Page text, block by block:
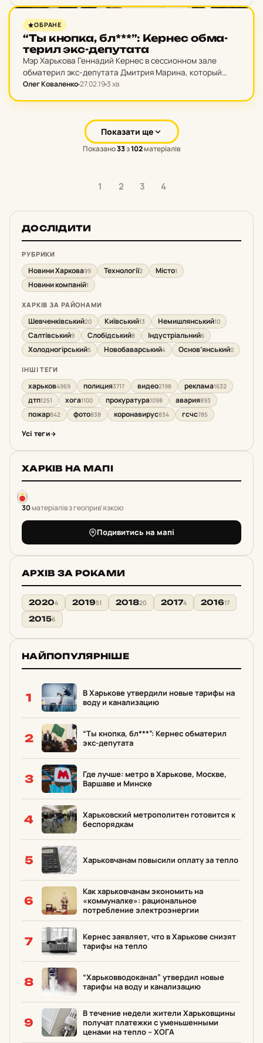
можно только одним образом…
НОВИНИ ХАРКОВА
ОБРАНЕ
“Ты кнопка, бл***”: Кернес об­ма­
те­рил экс-де­пу­та­та
Мэр Харькова Геннадий Кернес в сессионном зале
обматерил экс-депутата Дмитрия Марина, который
протестовал на сессии.
Олег Коваленко27.02.193 хв
Показати ще
Показано33з102матеріалів
1 2 3 4
ДОСЛІДИТИ
РУБРИКИ
Новини Харкова99 Технології2 Місто1
Новини компаній1
ХАРКІВ ЗА РАЙОНАМИ
Шевченківський20 Київський13 Немишлянський10
Салтівський9 Слобідський8 Індустріальний6
Холодногірський5 Новобаварський4 Основ’янський0
ІНШІ ТЕГИ
харьков4969 полиция3717 видео2198 реклама1632
дтп1251 хога1100 прокуратура1098 авария893
пожар842 фото838 коронавирус834 гсчс785
Усі теги
ХАРКІВ НА МАПІ
30матеріалів з геоприв'язкою
Подивитись на мапі
АРХІВ ЗА РОКАМИ
20204 201951 201820 20174 201617
20156
НАЙПОПУЛЯРНІШЕ
1
В Харькове утвердили новые тарифы на
воду и канализацию
2
“Ты кнопка, бл***”: Кернес обматерил
экс-депутата
3
Где лучше: метро в Харькове, Москве,
Варшаве и Минске
4
Харьковский метрополитен готовится к
беспорядкам
5 Харьковчанам повысили оплату за тепло
6
Как харьковчанам экономить на
«коммуналке»: рациональное
потребление электроэнергии
7
Кернес заявляет, что в Харькове снизят
тарифы на тепло
8
“Харьковводоканал” утвердил новые
тарифы на воду и канализацию
9
В течение недели жители Харьковщины
получат платежки с уменьшенными
ценами на тепло – ХОГА